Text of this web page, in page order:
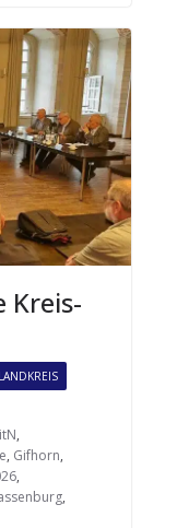
Kreis­
LANDKREIS
,
, Gifhorn,
,
,